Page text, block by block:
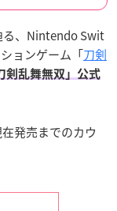
る、Nintendo Swit
ョンゲーム「刀剣
剣乱舞無双」公式
発売までのカウ